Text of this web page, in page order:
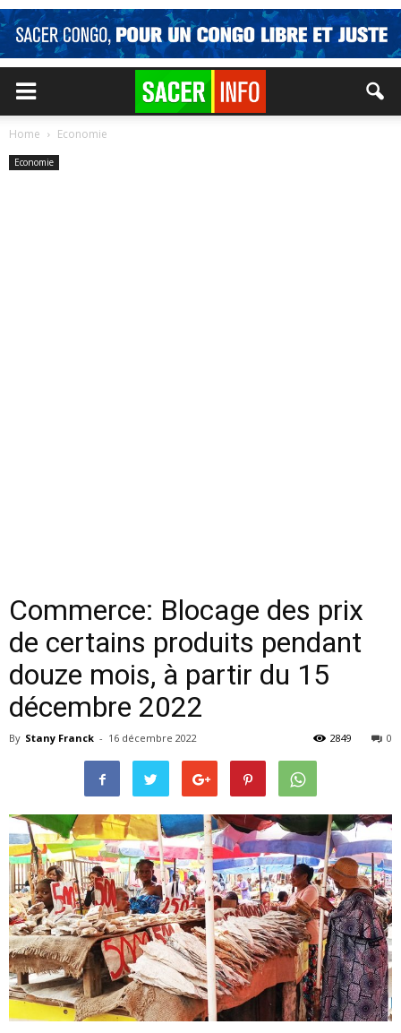
Home Economie
Economie
Commerce: Blocage des prix
de certains produits pendant
douze mois, à partir du 15
décembre 2022
By Stany Franck - 16 décembre 2022 0
2849